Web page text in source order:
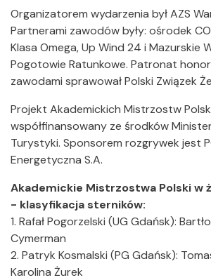
Organizatorem wydarzenia był AZS
Partnerami zawodów były: ośrodek
Klasa Omega, Up Wind 24 i Mazurskie
Pogotowie Ratunkowe. Patronat
zawodami sprawował Polski Związek
Projekt Akademickich Mistrzostw
współfinansowany ze środków
Turystyki. Sponsorem rozgrywek jest
Energetyczna S.A.
Akademickie Mistrzostwa Polski w
- klasyfikacja sterników:
1. Rafał Pogorzelski (UG Gdańsk):
Cymerman
2. Patryk Kosmalski (PG Gdańsk):
Karolina Żurek